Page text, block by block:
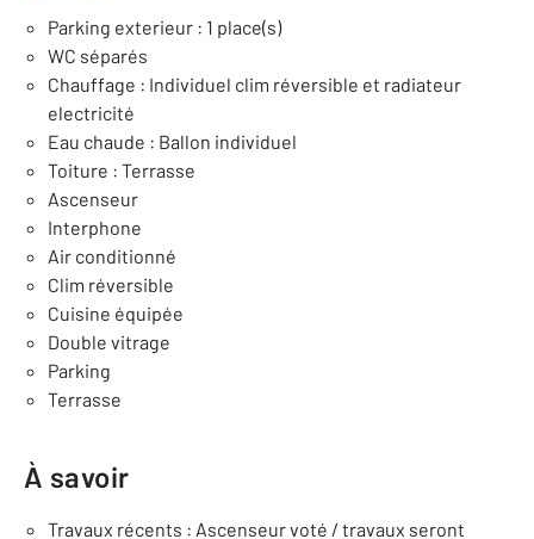
Parking exterieur : 1 place(s)
WC séparés
Chauffage : Individuel clim réversible et radiateur
electricité
Eau chaude : Ballon individuel
Toiture : Terrasse
Ascenseur
Interphone
Air conditionné
Clim réversible
Cuisine équipée
Double vitrage
Parking
Terrasse
À savoir
Travaux récents : Ascenseur voté / travaux seront